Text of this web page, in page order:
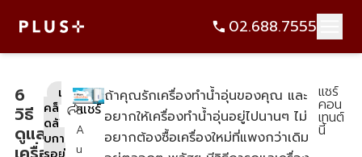
6
วิธี
ดูแล
เ
คล็
ดลั
บกา
8
A
u
แชร์
ถ้าคุณรักเครื่องทำน้ำอุ่นของคุณ และ
อยากให้เครื่องทำน้ำอุ่นอยู่ไปนานๆ ไม่
อยากต้องซื้อเครื่องใหม่ที่แพงกว่าเดิม
แชร์
คอน
เทนต์
นี้